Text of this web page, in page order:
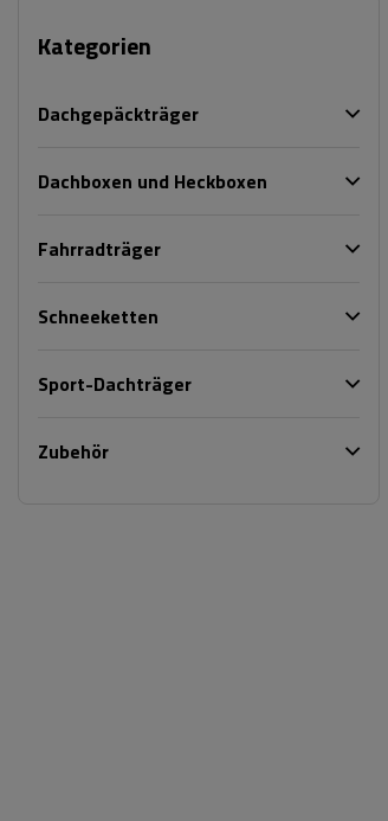
Kategorien
Dachgepäckträger
Dachboxen und Heckboxen
Fahrradträger
Schneeketten
Sport-Dachträger
Zubehör